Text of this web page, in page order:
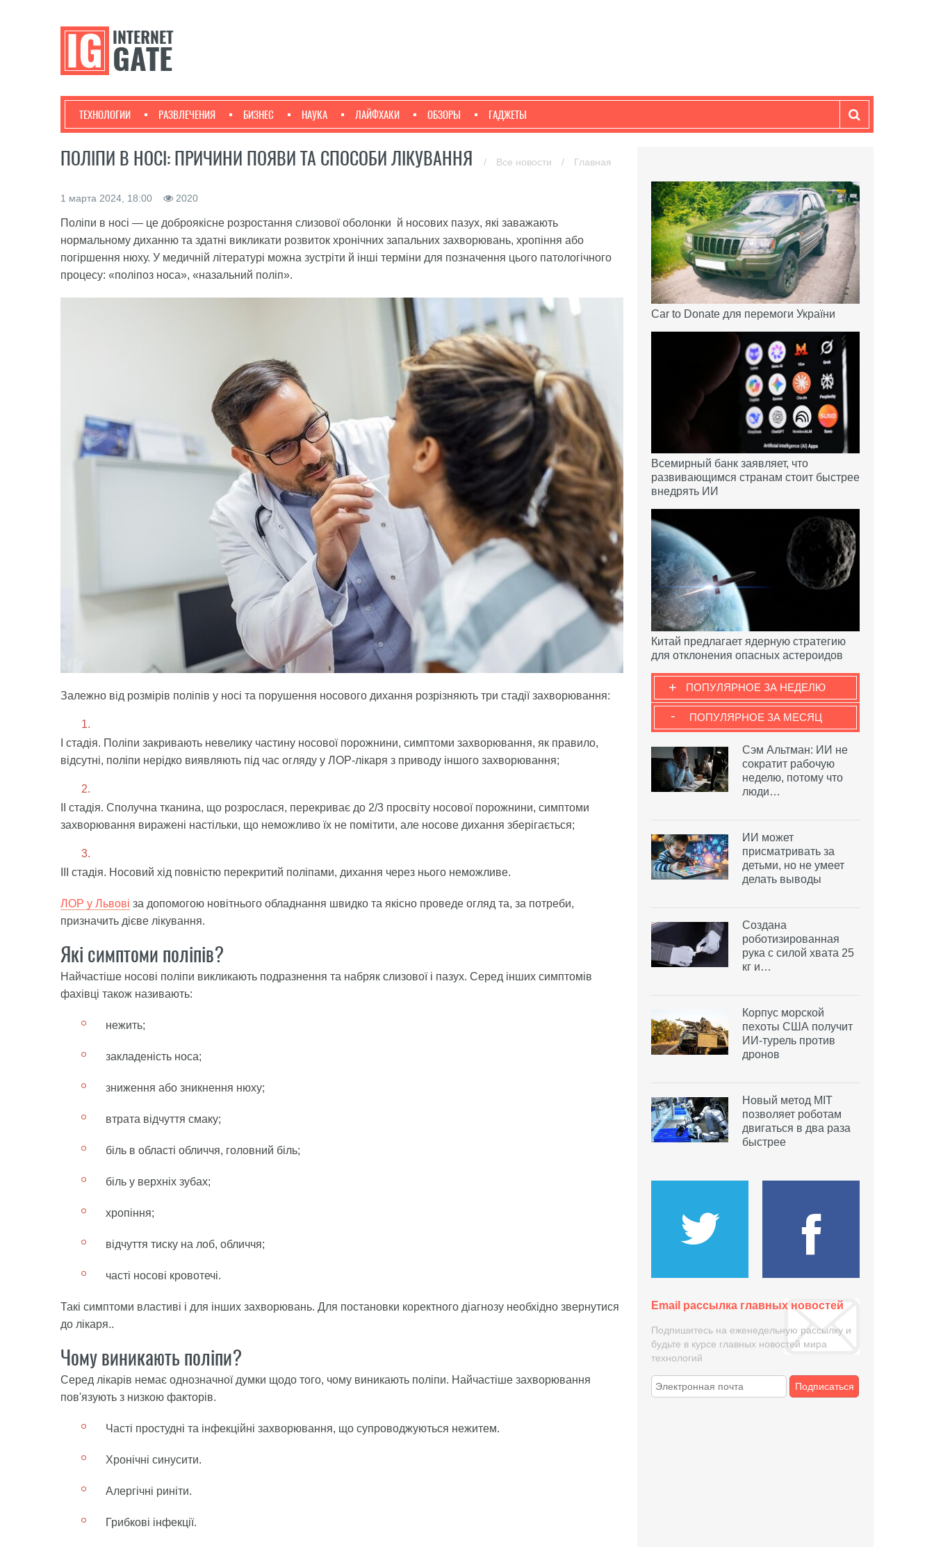
ТЕХНОЛОГИИ РАЗВЛЕЧЕНИЯ БИЗНЕС НАУКА ЛАЙФХАКИ ОБЗОРЫ ГАДЖЕТЫ
ПОЛІПИ В НОСІ: ПРИЧИНИ ПОЯВИ ТА СПОСОБИ ЛІКУВАННЯ / Все новости / Главная
1 марта 2024, 18:00 2020
Поліпи в носі — це доброякісне розростання слизової оболонки й носових пазух, які заважають
нормальному диханню та здатні викликати розвиток хронічних запальних захворювань, хропіння або
погіршення нюху. У медичній літературі можна зустріти й інші терміни для позначення цього патологічного
процесу: «поліпоз носа», «назальний поліп».
Залежно від розмірів поліпів у носі та порушення носового дихання розрізняють три стадії захворювання:
I стадія. Поліпи закривають невелику частину носової порожнини, симптоми захворювання, як правило,
відсутні, поліпи нерідко виявляють під час огляду у ЛОР-лікаря з приводу іншого захворювання;
II стадія. Сполучна тканина, що розрослася, перекриває до 2/3 просвіту носової порожнини, симптоми
захворювання виражені настільки, що неможливо їх не помітити, але носове дихання зберігається;
III стадія. Носовий хід повністю перекритий поліпами, дихання через нього неможливе.
ЛОР у Львові за допомогою новітнього обладнання швидко та якісно проведе огляд та, за потреби,
призначить дієве лікування.
Які симптоми поліпів?
Найчастіше носові поліпи викликають подразнення та набряк слизової і пазух. Серед інших симптомів
фахівці також називають:
нежить;
закладеність носа;
зниження або зникнення нюху;
втрата відчуття смаку;
біль в області обличчя, головний біль;
біль у верхніх зубах;
хропіння;
відчуття тиску на лоб, обличчя;
часті носові кровотечі.
Такі симптоми властиві і для інших захворювань. Для постановки коректного діагнозу необхідно звернутися
до лікаря..
Чому виникають поліпи?
Серед лікарів немає однозначної думки щодо того, чому виникають поліпи. Найчастіше захворювання
пов'язують з низкою факторів.
Часті простудні та інфекційні захворювання, що супроводжуються нежитем.
Хронічні синусити.
Алергічні риніти.
Грибкові інфекції.
Car to Donate для перемоги України
Всемирный банк заявляет, что
развивающимся странам стоит быстрее
внедрять ИИ
Китай предлагает ядерную стратегию
для отклонения опасных астероидов
ПОПУЛЯРНОЕ ЗА НЕДЕЛЮ
+
ПОПУЛЯРНОЕ ЗА МЕСЯЦ
-
Сэм Альтман: ИИ не
сократит рабочую
неделю, потому что
люди…
ИИ может
присматривать за
детьми, но не умеет
делать выводы
Создана
роботизированная
рука с силой хвата 25
кг и…
Корпус морской
пехоты США получит
ИИ-турель против
дронов
Новый метод MIT
позволяет роботам
двигаться в два раза
быстрее
Email рассылка главных новостей
Подпишитесь на еженедельную рассылку и
будьте в курсе главных новостей мира
технологий
Подписаться